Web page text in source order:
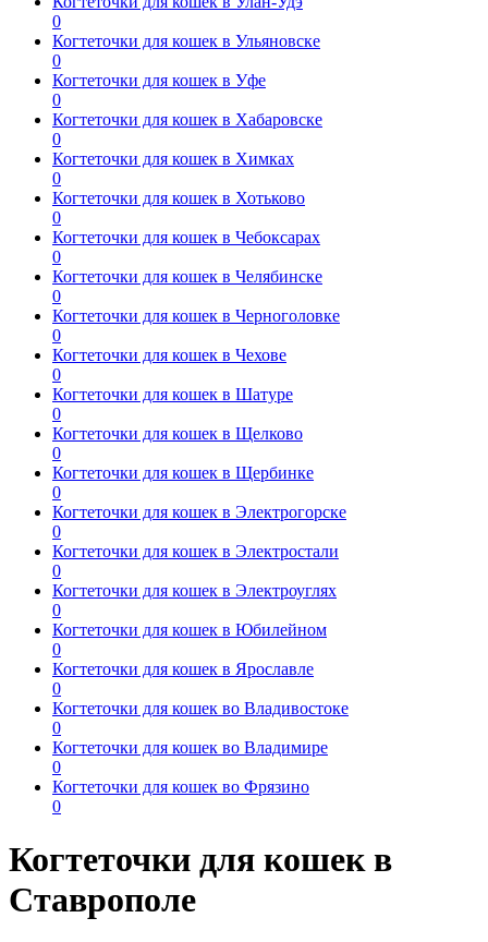
0
Когтеточки для кошек в Ульяновске
0
Когтеточки для кошек в Уфе
0
Когтеточки для кошек в Хабаровске
0
Когтеточки для кошек в Химках
0
Когтеточки для кошек в Хотьково
0
Когтеточки для кошек в Чебоксарах
0
Когтеточки для кошек в Челябинске
0
Когтеточки для кошек в Черноголовке
0
Когтеточки для кошек в Чехове
0
Когтеточки для кошек в Шатуре
0
Когтеточки для кошек в Щелково
0
Когтеточки для кошек в Щербинке
0
Когтеточки для кошек в Электрогорске
0
Когтеточки для кошек в Электростали
0
Когтеточки для кошек в Электроуглях
0
Когтеточки для кошек в Юбилейном
0
Когтеточки для кошек в Ярославле
0
Когтеточки для кошек во Владивостоке
0
Когтеточки для кошек во Владимире
0
Когтеточки для кошек во Фрязино
0
Когтеточки для кошек в
Ставрополе